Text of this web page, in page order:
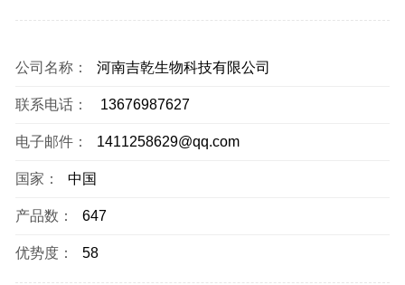
公司名称： 河南吉乾生物科技有限公司
联系电话： 13676987627
电子邮件： 1411258629@qq.com
国家： 中国
产品数： 647
优势度： 58